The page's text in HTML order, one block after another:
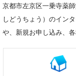
京都市左京区一乗寺薬
しどうちょう）のイン
や、新規お申し込み、